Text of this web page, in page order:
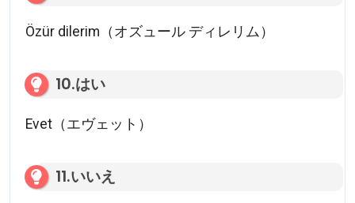
Özür dilerim（オズュール ディレリム）
10.はい
Evet（エヴェット）
11.いいえ